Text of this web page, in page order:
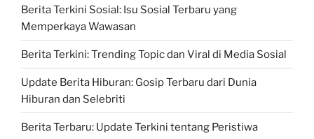
Berita Terkini Sosial: Isu Sosial Terbaru yang
Memperkaya Wawasan
Berita Terkini: Trending Topic dan Viral di Media Sosial
Update Berita Hiburan: Gosip Terbaru dari Dunia
Hiburan dan Selebriti
Berita Terbaru: Update Terkini tentang Peristiwa